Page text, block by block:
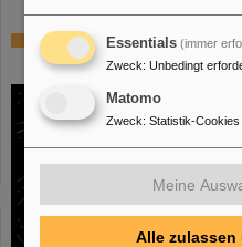
Physiker*innen testen
Atomkernen aus einer
Essentials (immer
Zweck: Unbedingt
Matomo
Zweck: Statistik-Cookies
Meine
Alle zulassen